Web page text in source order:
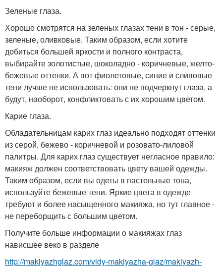
Зеленые глаза.
Хорошо смотрятся на зеленых глазах тени в тон - серые,
зеленые, оливковые. Таким образом, если хотите
добиться большей яркости и полного контраста,
выбирайте золотистые, шоколадно - коричневые, желто-
бежевые оттенки. А вот фиолетовые, синие и сливовые
тени лучше не использовать: они не подчеркнут глаза, а
будут, наоборот, конфликтовать с их хорошим цветом.
Карие глаза.
Обладательницам карих глаз идеально подходят оттенки
из серой, бежево - коричневой и розовато-лиловой
палитры. Для карих глаз существует негласное правило:
макияж должен соответствовать цвету вашей одежды.
Таким образом, если вы одеты в пастельные тона,
используйте бежевые тени. Яркие цвета в одежде
требуют и более насыщенного макияжа, но тут главное -
не переборщить с большим цветом.
Получите больше информации о макияжах глаз
нависшее веко в разделе
http://makiyazhglaz.com/vidy-makiyazha-glaz/makiyazh-